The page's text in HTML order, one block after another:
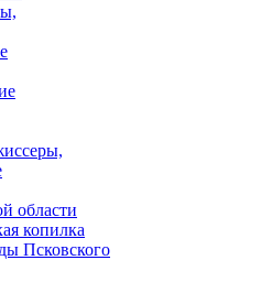
области
копилка
Псковского